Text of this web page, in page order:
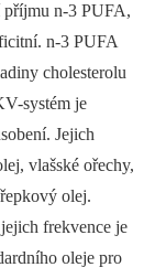
příjmu n-3 PUFA,
n-3 PUFA
cholesterolu
systém je
Jejich
vlašské ořechy,
olej.
frekvence je
oleje pro